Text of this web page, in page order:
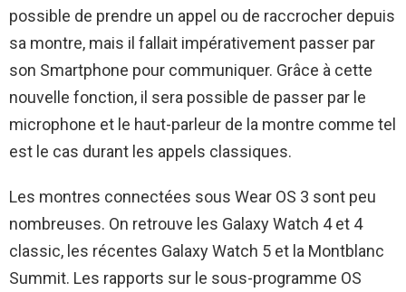
possible de prendre un appel ou de raccrocher depuis
sa montre, mais il fallait impérativement passer par
son Smartphone pour communiquer. Grâce à cette
nouvelle fonction, il sera possible de passer par le
microphone et le haut-parleur de la montre comme tel
est le cas durant les appels classiques.
Les montres connectées sous Wear OS 3 sont peu
nombreuses. On retrouve les Galaxy Watch 4 et 4
classic, les récentes Galaxy Watch 5 et la Montblanc
Summit. Les rapports sur le sous-programme OS